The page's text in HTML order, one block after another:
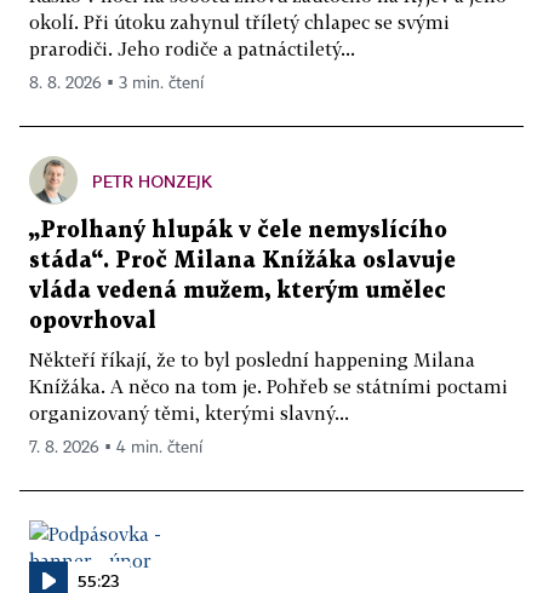
okolí. Při útoku zahynul tříletý chlapec se svými
prarodiči. Jeho rodiče a patnáctiletý...
8. 8. 2026 ▪ 3 min. čtení
PETR HONZEJK
„Prolhaný hlupák v čele nemyslícího
stáda“. Proč Milana Knížáka oslavuje
vláda vedená mužem, kterým umělec
opovrhoval
Někteří říkají, že to byl poslední happening Milana
Knížáka. A něco na tom je. Pohřeb se státními poctami
organizovaný těmi, kterými slavný...
7. 8. 2026 ▪ 4 min. čtení
55:23